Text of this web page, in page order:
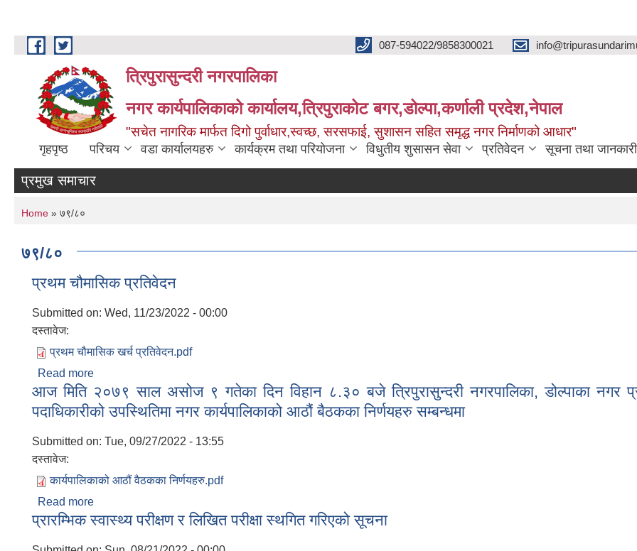
Skip to main content 087-594022/9858300021
त्रिपुरासुन्दरी नगरपालिका
नगर कार्यपालिकाको कार्यालय,त्रिपुराकोट बगर,डोल्पा,कर्णाली प्रदेश,नेपाल
"सचेत नागरिक मार्फत दिगो पुर्वाधार,स्वच्छ, सरसफाई, सुशासन सहित समृद्ध नगर निर्माणको आधार"
गृहपृष्ठ परिचय वडा कार्यालयहरु कार्यक्रम तथा परियोजना विधुतीय शुसासन सेवा प्रतिवेदन सूचना तथा जानकारी
प्रमुख समाचार
You are here
Home » ७९/८०
७९/८०
प्रथम चौमासिक प्रतिवेदन
Submitted on: Wed, 11/23/2022 - 00:00
दस्तावेज:
प्रथम चौमासिक खर्च प्रतिवेदन.pdf
Read more
आज मिति २०७९ साल असोज ९ गतेका दिन विहान ८.३० बजे त्रिपुरासुन्दरी नगरपालिका, डोल्पाका नगर
पदाधिकारीको उपस्थितिमा नगर कार्यपालिकाको आठौं बैठकका निर्णयहरु सम्बन्धमा
Submitted on: Tue, 09/27/2022 - 13:55
दस्तावेज:
कार्यपालिकाको आठौं वैठकका निर्णयहरु.pdf
Read more
आठौं बैठकका निर्णयहरु सम्बन्धमा
प्रारम्भिक स्वास्थ्य परीक्षण र लिखित परीक्षा स्थगित गरिएको सूचना